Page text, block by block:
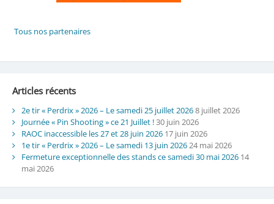
Tous nos partenaires
Articles récents
2e tir « Perdrix » 2026 – Le samedi 25 juillet 20268 juillet 2026
Journée « Pin Shooting » ce 21 Juillet !30 juin 2026
RAOC inaccessible les 27 et 28 juin 2026 17 juin 2026
1e tir « Perdrix » 2026 – Le samedi 13 juin 202624 mai 2026
Fermeture exceptionnelle des stands ce samedi 30 mai 2026 14
mai 2026